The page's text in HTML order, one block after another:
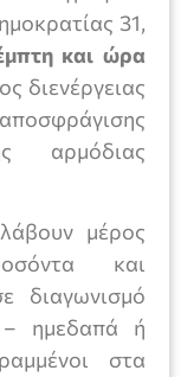
31,
και ώρα
διενέργειας
αρμόδιας
μέρος
και
διαγωνισμό
ημεδαπά ή
στα